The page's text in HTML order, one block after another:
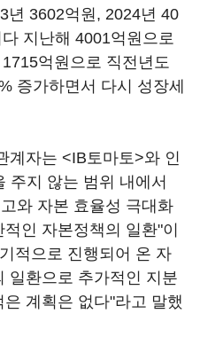
년 3602억원, 2024년 40
지난해 4001억원으로
억원으로 직전년도
증가하면서 다시 성장세
계자는 <IB토마토>와 인
주지 않는 범위 내에서
와 자본 효율성 극대화
인 자본정책의 일환"이
적으로 진행되어 온 자
일환으로 추가적인 지분
계획은 없다"라고 말했